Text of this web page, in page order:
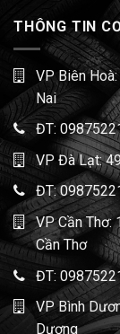
THÔNG TIN
VP Biên
Nai
ĐT:
VP Đà Lạt:
ĐT:
VP Cần Thơ:
Cần Thơ
ĐT:
VP Bình
Dương